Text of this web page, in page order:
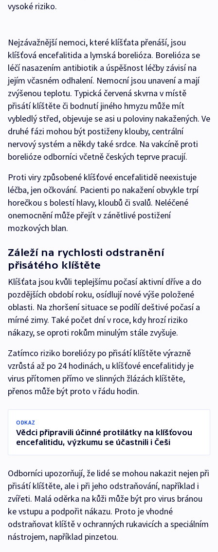
vysoké riziko.
Nejzávažnější nemoci, které klíšťata přenáší, jsou
klíšťová encefalitida a lymská borelióza. Borelióza se
léčí nasazením antibiotik a úspěšnost léčby závisí na
jejím včasném odhalení. Nemocní jsou unavení a mají
zvýšenou teplotu. Typická červená skvrna v místě
přisátí klíštěte či bodnutí jiného hmyzu může mít
vybledlý střed, objevuje se asi u poloviny nakažených. Ve
druhé fázi mohou být postiženy klouby, centrální
nervový systém a někdy také srdce. Na vakcíně proti
borelióze odborníci včetně českých teprve pracují.
Proti viry způsobené klíšťové encefalitidě neexistuje
léčba, jen očkování. Pacienti po nakažení obvykle trpí
horečkou s bolestí hlavy, kloubů či svalů. Neléčené
onemocnění může přejít v zánětlivé postižení
mozkových blan.
Záleží na rychlosti odstranění
přisátého klíštěte
Klíšťata jsou kvůli teplejšímu počasí aktivní dříve a do
pozdějších období roku, osídlují nové výše položené
oblasti. Na zhoršení situace se podílí deštivé počasí a
mírné zimy. Také počet dní v roce, kdy hrozí riziko
nákazy, se oproti rokům minulým stále zvyšuje.
Zatímco riziko boreliózy po přisátí klíštěte výrazně
vzrůstá až po 24 hodinách, u klíšťové encefalitidy je
virus přítomen přímo ve slinných žlázách klíštěte,
přenos může být proto v řádu hodin.
ODKAZ
Vědci připravili účinné protilátky na klíšťovou
encefalitidu, výzkumu se účastnili i Češi
Odborníci upozorňují, že lidé se mohou nakazit nejen při
přisátí klíštěte, ale i při jeho odstraňování, například i
zvířeti. Malá oděrka na kůži může být pro virus bránou
ke vstupu a podpořit nákazu. Proto je vhodné
odstraňovat klíště v ochranných rukavicích a speciálním
nástrojem, například pinzetou.